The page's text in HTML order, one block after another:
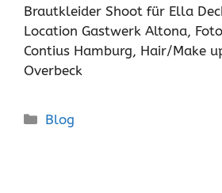
Brautkleider Shoot für Ella
Location Gastwerk Altona,
Contius Hamburg, Hair/Make
Overbeck
Kategorien
Blog